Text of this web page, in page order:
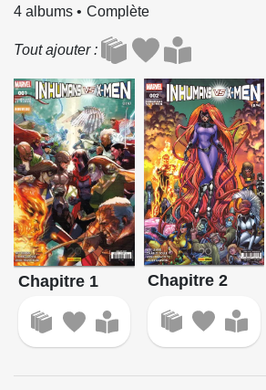
4 albums Complète
Tout ajouter
Chapitre 1 Chapitre 2